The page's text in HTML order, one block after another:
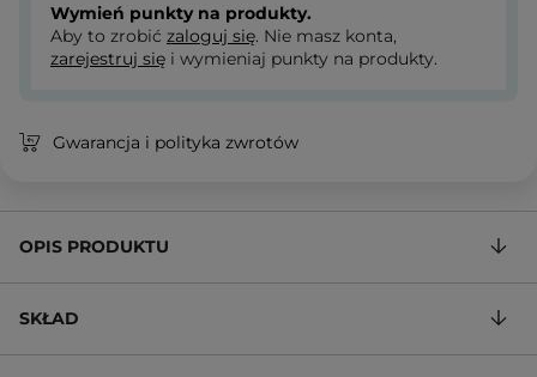
Wymień punkty na produkty.
Aby to zrobić zaloguj się. Nie masz konta,
zarejestruj się i wymieniaj punkty na produkty.
Gwarancja i polityka zwrotów
OPIS PRODUKTU
SKŁAD